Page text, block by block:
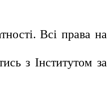
Всі права на
з Інститутом за